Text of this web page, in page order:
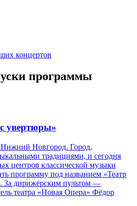
концертов
программы
увертюры»
Нижний Новгород. Город,
традициями, и сегодня
центров классической музыки
программу под названием «Театр
За дирижёрским пультом —
театра «Новая Опера» Фёдор